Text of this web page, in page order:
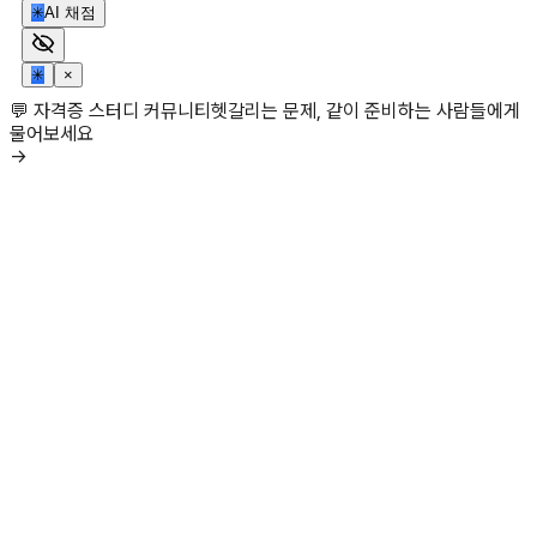
✳AI 채점
✳ ×
💬 자격증 스터디 커뮤니티헷갈리는 문제, 같이 준비하는 사람들에게
물어보세요
→